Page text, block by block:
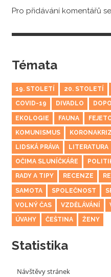
Pro přidávání komentářů
Témata
19. STOLETÍ 20. STOLETÍ
COVID-19 DIVADLO
EKOLOGIE FAUNA
KOMUNISMUS
LIDSKÁ PRÁVA LITERATURA
OČIMA SLUNÍČKÁŘE
RADY A TIPY RECENZE
SAMOTA SPOLEČNOST
VOLNÝ ČAS VZDĚLÁVÁNÍ
ÚVAHY ČEŠTINA ŽENY
Statistika
Návštěvy stránek